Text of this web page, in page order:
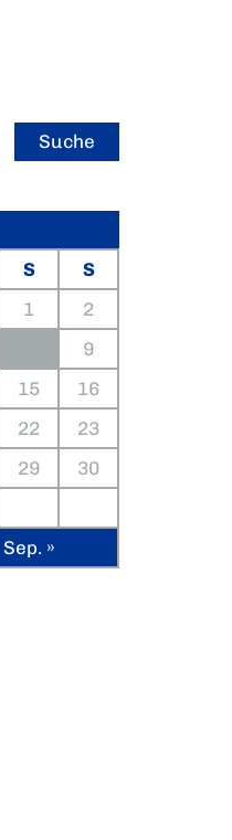
S
S
1
2
9
15
16
22
23
29
30
Sep. »